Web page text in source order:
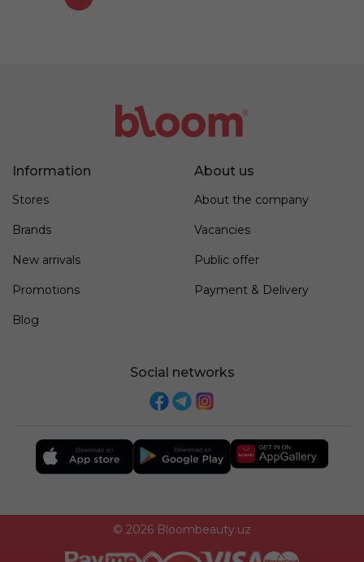
Information
Stores
Brands
New arrivals
Promotions
Blog
About us
About the company
Vacancies
Public offer
Payment & Delivery
Social networks
© 2026 Bloombeauty.uz